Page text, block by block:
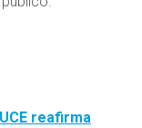
reafirma